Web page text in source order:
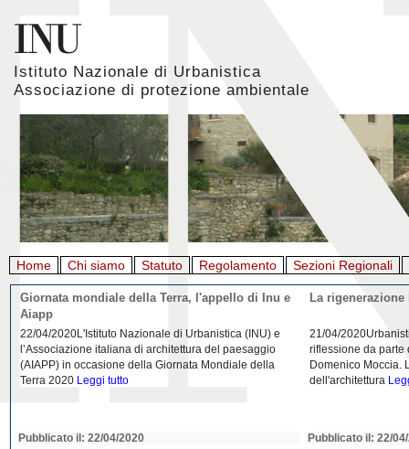
Istituto Nazionale di Urbanistica
Associazione di protezione ambientale
Home Chi siamo Statuto Regolamento Sezioni Regionali
Giornata mondiale della Terra, l'appello di Inu e
Aiapp
22/04/2020L'Istituto Nazionale di Urbanistica (INU) e
l’Associazione italiana di architettura del paesaggio
(AIAPP) in occasione della Giornata Mondiale della
Terra 2020 Leggi tutto
Pubblicato il: 22/04/2020
La
21/04/
riflessione da parte
Domenico Moccia.
dell'architettura
Pubblicato il: 22/